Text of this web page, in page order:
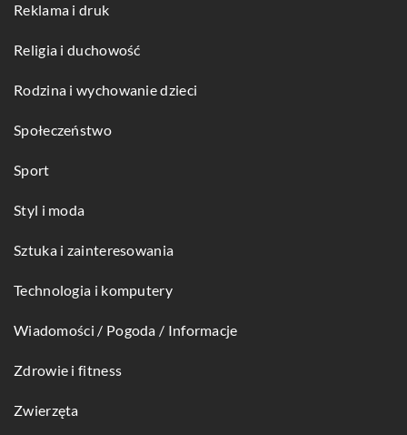
Reklama i druk
Religia i duchowość
Rodzina i wychowanie dzieci
Społeczeństwo
Sport
Styl i moda
Sztuka i zainteresowania
Technologia i komputery
Wiadomości / Pogoda / Informacje
Zdrowie i fitness
Zwierzęta